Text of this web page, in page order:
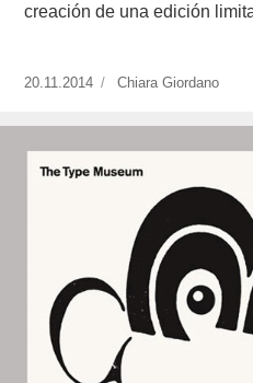
creación de una edición
Publicado
20.11.2014
https://
Chiara Giordano